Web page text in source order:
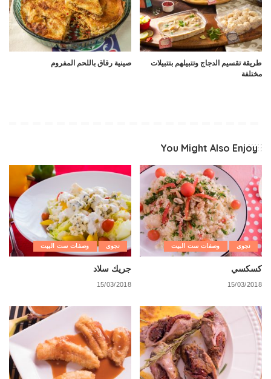
طريقة تقسيم الدجاج وتتبيلهم بتتبيلات
مختلفة
صينية رقاق باللحم المفروم
You Might Also Enjoy
نجوى وصفات ست البيت
كسكسي
15/03/2018
نجوى وصفات ست البيت
جريك سلاد
15/03/2018